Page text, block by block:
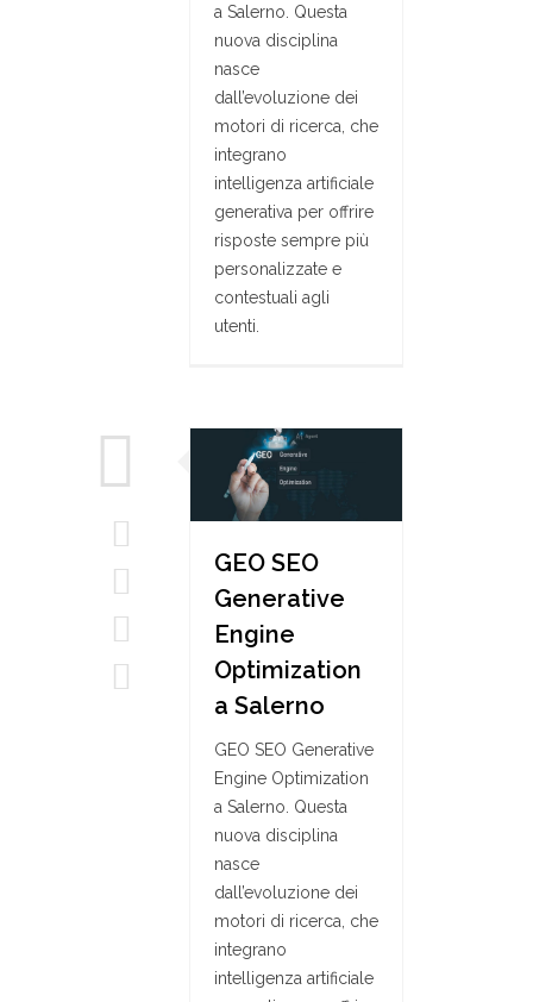
a Salerno. Questa
nuova disciplina
nasce
dall’evoluzione dei
motori di ricerca, che
integrano
intelligenza artificiale
generativa per offrire
risposte sempre più
personalizzate e
contestuali agli
utenti.
GEO SEO
Generative
Engine
Optimization
a Salerno
GEO SEO Generative
Engine Optimization
a Salerno. Questa
nuova disciplina
nasce
dall’evoluzione dei
motori di ricerca, che
integrano
intelligenza artificiale